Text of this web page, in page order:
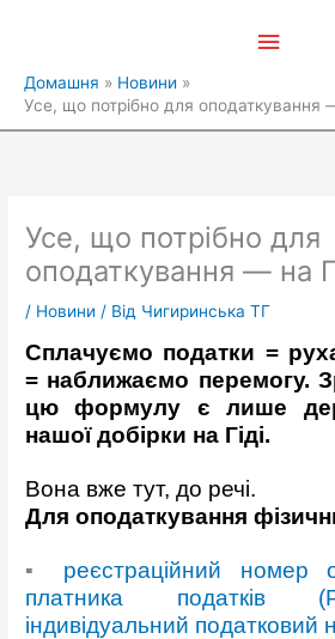
Домашня
Новини
Усе, що потрібно для оподаткування
Усе, що потрібно для
оподаткування — на
/ Новини / Від Чигиринська ТГ
Сплачуємо податки =
= наближаємо перемогу.
цю формулу є лише
нашої добірки на Гіді.
Вона вже тут, до речі.
Для оподаткування
▪ реєстраційний номер
платника податків
індивідуальний податковий